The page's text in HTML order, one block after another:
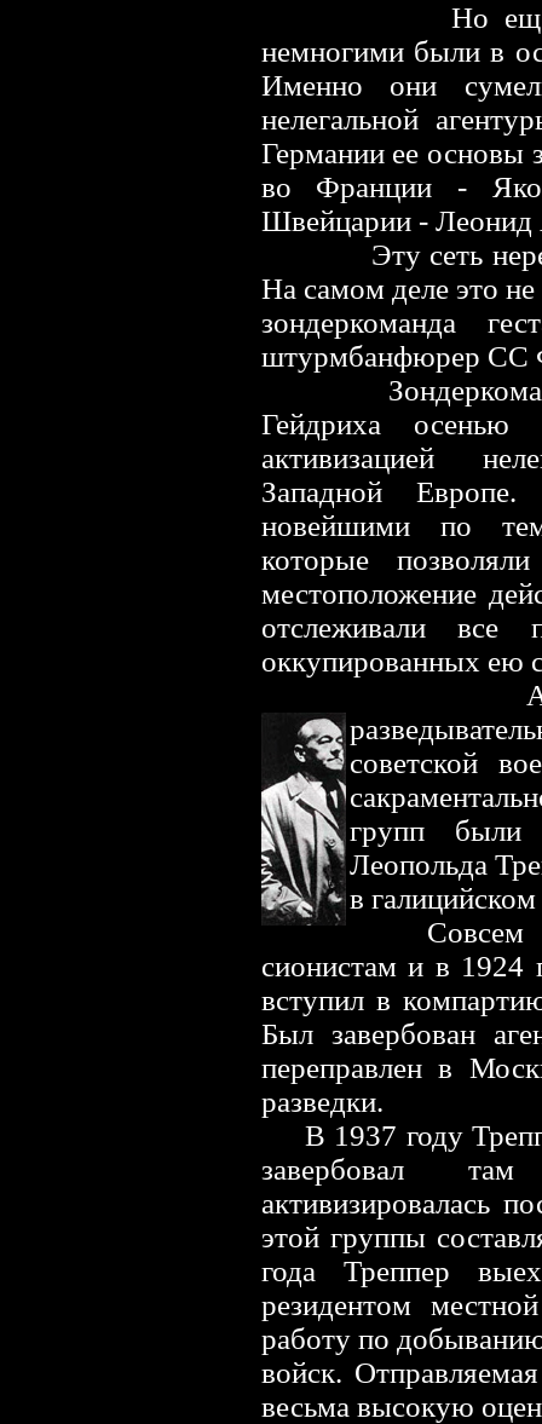
Но
немногими были в
Именно они
нелегальной
Германии ее
во Франции -
Швейцарии - Леонид
Эту сеть
На самом деле это
зондеркоманда
штурмбанфюрер СС
Гейдриха
активизацией
Западной
новейшими по тем
которые
местоположение
отслеживали
оккупированных ею
советской
групп были
Леопольда
в
сионистам и в 1924
вступил в
Был завербован
переправлен в
разведки.
В 1937 году
завербовал
активизировалась
этой группы
года Треппер
резидентом
работу по
войск.
весьма высокую